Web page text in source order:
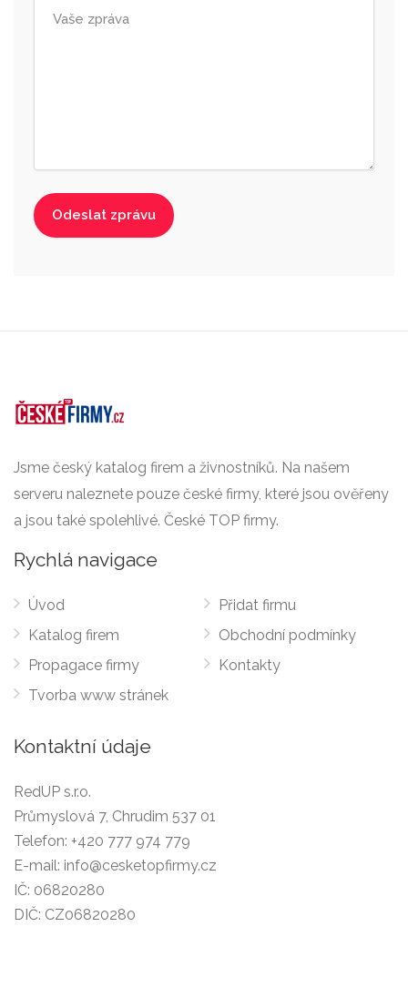
Jsme český katalog firem a živnostníků. Na našem
serveru naleznete pouze české firmy, které jsou ověřeny
a jsou také spolehlivé. České TOP firmy.
Rychlá navigace
Úvod
Katalog firem
Propagace firmy
Tvorba www stránek
Přidat firmu
Obchodní podmínky
Kontakty
Kontaktní údaje
RedUP s.r.o.
Průmyslová 7, Chrudim 537 01
Telefon: +420 777 974 779
E-mail: info@cesketopfirmy.cz
IČ: 06820280
DIČ: CZ06820280